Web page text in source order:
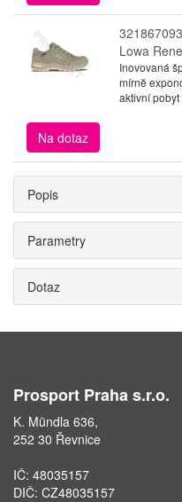
Lowa
Inovovaná
mírně
aktivní
Na dotaz
Popis
Parametry
Dotaz
Prosport Praha s.r.o.
K. Mündla 636,
252 30 Řevnice
IČ: 48035157
DIČ: CZ48035157